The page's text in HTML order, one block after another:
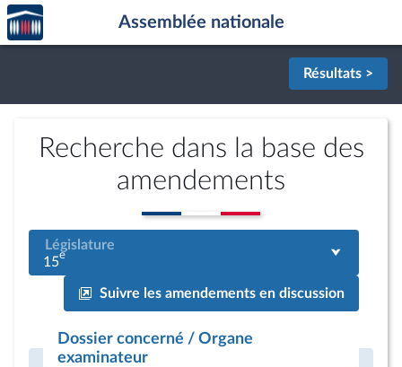
Aller au contenu
Aller en bas de la page
Accèder
à la
page
Assemblée nationale
Résultats >
Recherche dans la base des
amendements
Législature
15e
Suivre les amendements en discussion
Dossier concerné / Organe
examinateur